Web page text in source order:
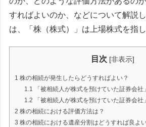
すればよいのか、などについて解説
は、「株（株式）」は上場株式を指し
目次 [非表示]
1 株の相続が発生したらどうすればよい？
1.1 「被相続人が株式を預けていた証券会
1.2 「被相続人が株式を預けていた証券会
2 株の相続における評価方法は？
3 株の相続における遺産分割はどうすれば良よ